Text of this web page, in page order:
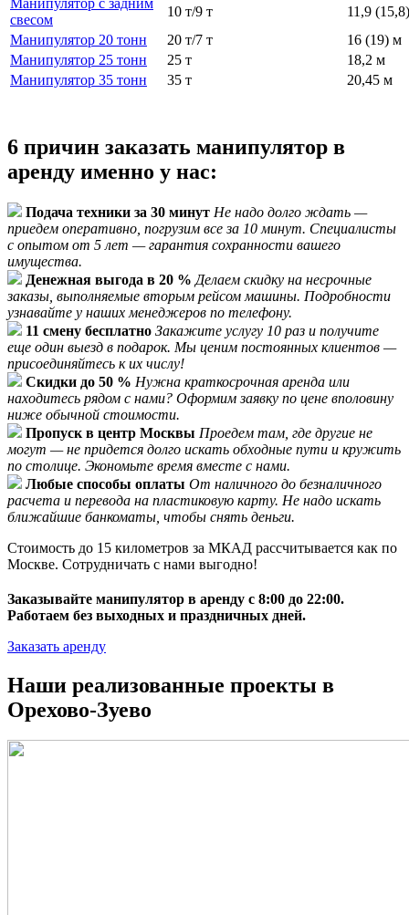
свесом
10 т/9 т
11,9
Манипулятор 20 тонн
20 т/7 т
16 (19) м
Манипулятор 25 тонн
25 т
18,2 м
Манипулятор 35 тонн
35 т 20,45 м
6 причин заказать манипулятор в
аренду именно у нас:
Подача техники за 30 минут Не надо долго ждать —
приедем оперативно, погрузим все за 10 минут. Специалисты
с опытом от 5 лет — гарантия сохранности вашего
имущества.
Денежная выгода в 20 % Делаем скидку на несрочные
заказы, выполняемые вторым рейсом машины. Подробности
узнавайте у наших менеджеров по телефону.
11 смену бесплатно Закажите услугу 10 раз и получите
еще один выезд в подарок. Мы ценим постоянных клиентов —
присоединяйтесь к их числу!
Скидки до 50 % Нужна краткосрочная аренда или
находитесь рядом с нами? Оформим заявку по цене вполовину
ниже обычной стоимости.
Пропуск в центр Москвы Проедем там, где другие не
могут — не придется долго искать обходные пути и кружить
по столице. Экономьте время вместе с нами.
Любые способы оплаты От наличного до безналичного
расчета и перевода на пластиковую карту. Не надо искать
ближайшие банкоматы, чтобы снять деньги.
Стоимость до 15 километров за МКАД рассчитывается как по
Москве. Сотрудничать с нами выгодно!
Заказывайте манипулятор в аренду с 8:00 до 22:00.
Работаем без выходных и праздничных дней.
Заказать аренду
Наши реализованные проекты в
Орехово-Зуево